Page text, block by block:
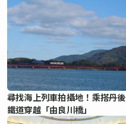
尋找海上列車拍攝地！乘搭丹後
鐵道穿越「由良川橋」